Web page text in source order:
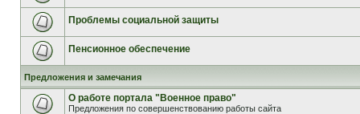
Проблемы социальной защиты
Пенсионное обеспечение
Предложения и замечания
О работе портала "Военное право"
Предложения по совершенствованию работы сайта